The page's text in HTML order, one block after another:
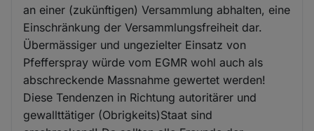
an einer (zukünftigen) Versammlung abhalten, eine
Einschränkung der Versammlungsfreiheit dar.
Übermässiger und ungezielter Einsatz von
Pfefferspray würde vom EGMR wohl auch als
abschreckende Massnahme gewertet werden!
Diese Tendenzen in Richtung autoritärer und
gewallttätiger (Obrigkeits)Staat sind